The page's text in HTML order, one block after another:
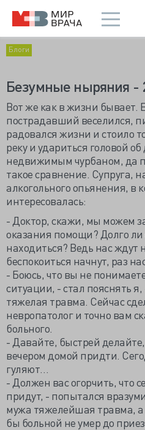
Блоги
Безумные ныряния -
Вот же как в жизни бывает.
пострадавший веселился,
радовался жизни и стоило
реку и удариться головой об
недвижимым чурбаном, да
такое сравнение. Супруга,
алкогольного опьянения, в
интересовалась:
- Доктор, скажи, мы можем
оказания помощи? Долго ли
находиться? Ведь нас ждут
беспокоиться начнут, раз
- Боюсь, что вы не
ситуации, - стал пояснять
тяжелая травма. Сейчас
невропатолог и точно вам
больного.
- Давайте, быстрей
вечером домой придти.
гуляют…
- Должен вас огорчить, что
придут, - попытался
мужа тяжелейшая травма, а
бы больной не умер до